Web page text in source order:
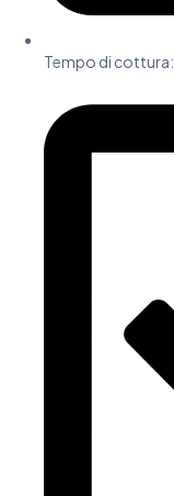
Tempo di cottura: